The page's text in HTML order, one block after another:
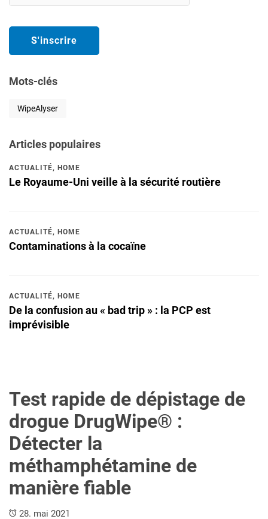
Mots-clés
WipeAlyser
Articles populaires
ACTUALITÉ, HOME
Le Royaume-Uni veille à la sécurité routière
ACTUALITÉ, HOME
Contaminations à la cocaïne
ACTUALITÉ, HOME
De la confusion au « bad trip » : la PCP est
imprévisible
Test rapide de dépistage de
drogue DrugWipe® :
Détecter la
méthamphétamine de
manière fiable
28. mai 2021